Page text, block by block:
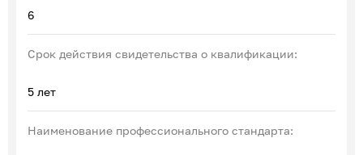
6
Срок действия свидетельства о квалификации:
5 лет
Наименование профессионального стандарта: